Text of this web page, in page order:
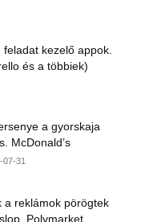
kezelő appok.
és a többiek)
a gyorskaja
McDonald’s
07-31
a reklámok pörögtek
Polymarket